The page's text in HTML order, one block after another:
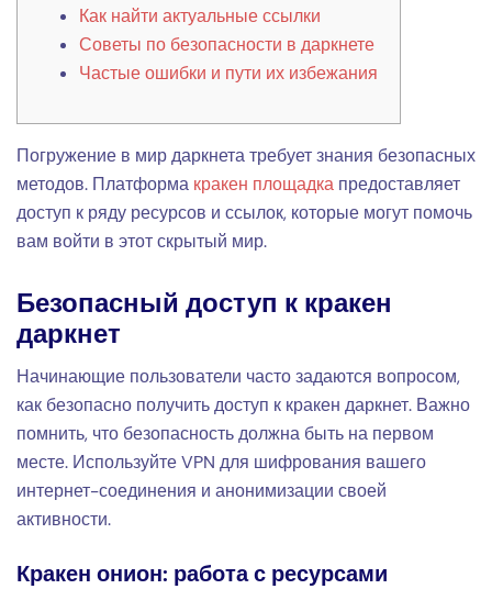
Как найти актуальные ссылки
Советы по безопасности в даркнете
Частые ошибки и пути их избежания
Погружение в мир даркнета требует знания безопасных
методов. Платформа кракен площадка предоставляет
доступ к ряду ресурсов и ссылок, которые могут помочь
вам войти в этот скрытый мир.
Безопасный доступ к кракен
даркнет
Начинающие пользователи часто задаются вопросом,
как безопасно получить доступ к кракен даркнет. Важно
помнить, что безопасность должна быть на первом
месте. Используйте VPN для шифрования вашего
интернет-соединения и анонимизации своей
активности.
Кракен онион: работа с ресурсами